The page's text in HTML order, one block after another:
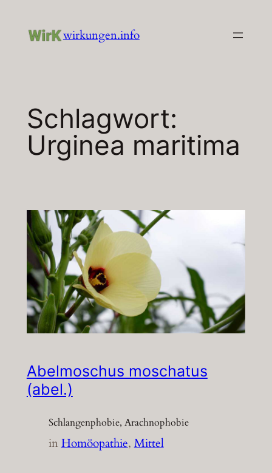
Inhalt
wirkungen.info
Schlagwort:
Urginea maritima
Abelmoschus moschatus
(abel.)
Schlangenphobie, Arachnophobie
inHomöopathie, Mittel